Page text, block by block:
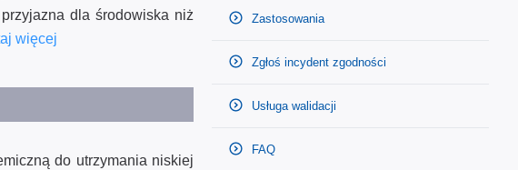
dla środowiska niż
więcej
do utrzymania niskiej
Zastosowania
Zgłoś incydent zgodności
Usługa walidacji
FAQ